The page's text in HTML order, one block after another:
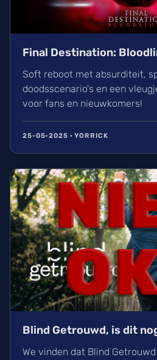
Final Destination:
Soft reboot met absurditeit,
doodsscenario's en een
voor fans en nieuwkomers!
25-05-2025 · YORRICK
Blind Getrouwd, is dit
We vinden dat Blind